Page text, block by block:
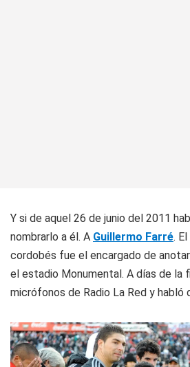
Y si de aquel 26 de junio del 2011
nombrarlo a él. A Guillermo Farré.
cordobés fue el encargado de
el estadio Monumental. A días de la
micrófonos de Radio La Red y habló